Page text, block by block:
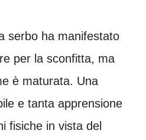
serbo ha manifestato
per la sconfitta, ma
è maturata. Una
e tanta apprensione
fisiche in vista del